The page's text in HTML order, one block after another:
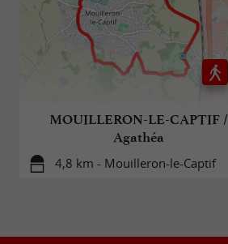
MOUILLERON-LE-CAPTIF /
Agathéa
4,8 km - Mouilleron-le-Captif